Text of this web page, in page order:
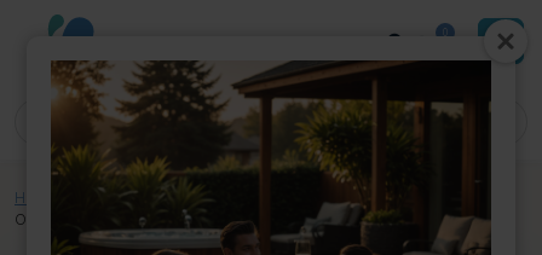
0
Home Whirlpool-Teile Displayaufkleber
Overlay (6) 1p + Luft V1